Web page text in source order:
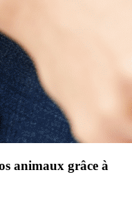
animaux grâce à